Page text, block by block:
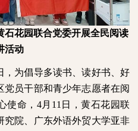
石花园联合党委开展全民阅读
活动
，为倡导多读书、读好书、好
员干部和青少年志愿者在阅
使命， 4月 11 日，黄石花园联
究院、广东外语外贸大学亚非